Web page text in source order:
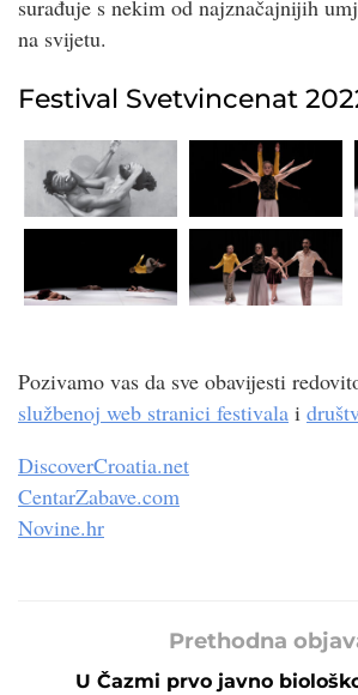
surađuje s nekim od najznačajnijih
na svijetu.
Festival Svetvincenat
Pozivamo vas da sve obavijesti
službenoj web stranici festivala i
DiscoverCroatia.net
CentarZabave.com
Novine.hr
Prethodna
U Čazmi prvo javno